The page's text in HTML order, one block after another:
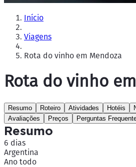
Início
Viagens
Rota do vinho em Mendoza
Rota do vinho
Resumo Roteiro Atividades Hotéis
Avaliações
Preços Perguntas
Resumo
6 dias
Argentina
Ano todo